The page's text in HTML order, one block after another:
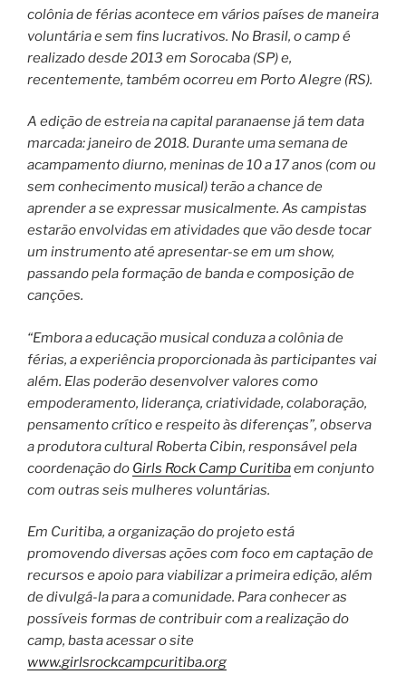
colônia de férias acontece em vários países de maneira
voluntária e sem fins lucrativos. No Brasil, o camp é
realizado desde 2013 em Sorocaba (SP) e,
recentemente, também ocorreu em Porto Alegre (RS).
A edição de estreia na capital paranaense já tem data
marcada: janeiro de 2018. Durante uma semana de
acampamento diurno, meninas de 10 a 17 anos (com ou
sem conhecimento musical) terão a chance de
aprender a se expressar musicalmente. As campistas
estarão envolvidas em atividades que vão desde tocar
um instrumento até apresentar-se em um show,
passando pela formação de banda e composição de
canções.
“Embora a educação musical conduza a colônia de
férias, a experiência proporcionada às participantes vai
além. Elas poderão desenvolver valores como
empoderamento, liderança, criatividade, colaboração,
pensamento crítico e respeito às diferenças”, observa
a produtora cultural Roberta Cibin, responsável pela
coordenação do Girls Rock Camp Curitibaem conjunto
com outras seis mulheres voluntárias.
Em Curitiba, a organização do projeto está
promovendo diversas ações com foco em captação de
recursos e apoio para viabilizar a primeira edição, além
de divulgá-la para a comunidade. Para conhecer as
possíveis formas de contribuir com a realização do
camp, basta acessar o site
www.girlsrockcampcuritiba.org